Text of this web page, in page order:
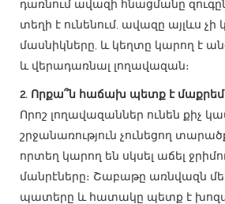
դառնում ավազի հնացմանը
տեղի է ունենում, ավազը այլևս
մասնիկները, և կեղտը կարող է
և վերադառնալ լողավազան։
2. Որքա՞ն հաճախ պետք է մաքրեմ
Որոշ լողավազաններ ունեն քիչ
շրջանառություն չունեցող
որտեղ կարող են սկսել աճել
մանրէները։ Շաբաթը առնվազն
պատերը և հատակը պետք է